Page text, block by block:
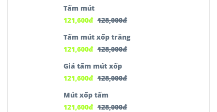
Tấm mút
121,600đ 128,000đ
Tấm mút xốp trắng
121,600đ 128,000đ
Giá tấm mút xốp
121,600đ 128,000đ
Mút xốp tấm
121,600đ 128,000đ